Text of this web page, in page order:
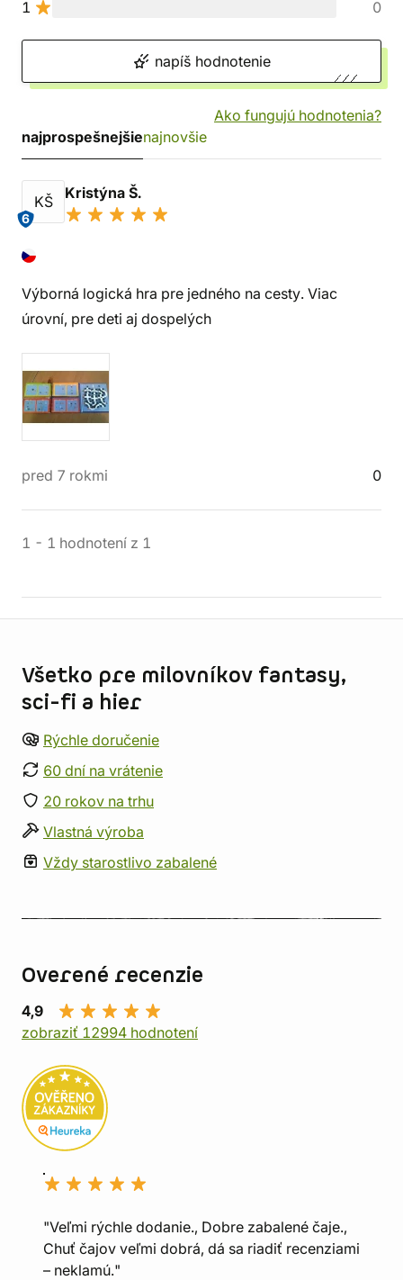
1 0
napíš hodnotenie
Ako fungujú hodnotenia?
najprospešnejšienajnovšie
KŠ
6
Kristýna Š.
Výborná logická hra pre jedného na cesty. Viac
úrovní, pre deti aj dospelých
pred 7 rokmi 0
1 - 1 hodnotení z 1
Všetko pre milovníkov fantasy,
sci-fi a hier
Rýchle doručenie
60 dní na vrátenie
20 rokov na trhu
Vlastná výroba
Vždy starostlivo zabalené
Overené recenzie
4,9
zobraziť 12994 hodnotení
"Veľmi rýchle dodanie., Dobre zabalené čaje.,
Chuť čajov veľmi dobrá, dá sa riadiť recenziami
– neklamú."